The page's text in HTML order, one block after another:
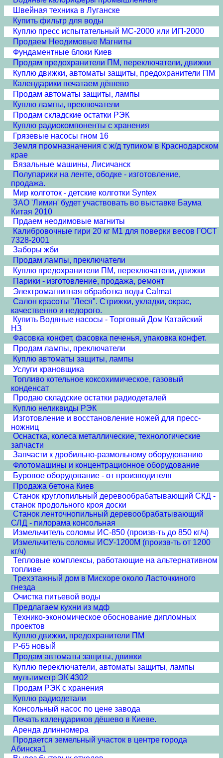
Швейная техника в Луганске
Купить фильтр для воды
Куплю пресс испытательный МС-2000 или ИП-2000
Продаем Неодимовые Магниты
Фундаментные блоки Киев
Продам предохранители ПМ, переключатели, движки
Куплю движки, автоматы защиты, предохранители ПМ
Календарики печатаем дёшево
Продам автоматы защиты, лампы
Куплю лампы, преключатели
Продам складские остатки РЭК
Куплю радиокомпоненты с хранения
Грязевые насосы гном 16
Земля промназначения с ж/д тупиком в Краснодарском
крае
Вязальные машины, Лисичанск
Полупарики на ленте, ободке - изготовление,
продажа.
Мир колготок - детские колготки Syntex
ЗАО 'Лимин' будет участвовать во выставке Баума
Китая 2010
Прдаем неодимовые магниты
Калибровочные гири 20 кг М1 для поверки весов ГОСТ
7328-2001
Заборы жби
Продам лампы, преключатели
Куплю предохранители ПМ, переключатели, движки
Парики - изготовление, продажа, ремонт
Электромагнитная обработка воды Calmat
Cалон красоты "Леся". Стрижки, укладки, окрас,
качественно и недорого.
Купить Водяные насосы - Торговый Дом Катайский
НЗ
Фасовка конфет, фасовка печенья, упаковка конфет.
Продам лампы, преключатели
Куплю автоматы защиты, лампы
Услуги крановщика
Топливо котельное коксохимическое, газовый
конденсат
Продаю складские остатки радиодеталей
Куплю неликвиды РЭК
Изготовление и восстановление ножей для пресс-
ножниц
Оснастка, колеса металлические, технологические
запчасти
Запчасти к дробильно-размольному оборудованию
Флотомашины и концентрационное оборудование
Буровое оборудование - от производителя
Продажа бетона Киев
Станок круглопильный деревообрабатывающий СКД -
станок продольного кроя доски
Станок ленточнопильный деревообрабатывающий
СЛД - пилорама консольная
Измельчитель соломы ИС-850 (произв-ть до 850 кг/ч)
Измельчитель соломы ИСУ-1200М (произв-ть от 1200
кг/ч)
Тепловые комплексы, работающие на альтернативном
топливе
Трехэтажный дом в Мисхоре около Ласточкиного
гнезда
Очистка питьевой воды
Предлагаем кухни из мдф
Технико-экономическое обоснование дипломных
проектов
Куплю движки, предохранители ПМ
Р-65 новый
Продам автоматы защиты, движки
Куплю переключатели, автоматы защиты, лампы
мультиметр ЭК 4302
Продам РЭК с хранения
Куплю радиодетали
Консольный насос по цене завода
Печать календариков дёшево в Киеве.
Аренда длинномера
Продается земельный участок в центре города
Абинска1